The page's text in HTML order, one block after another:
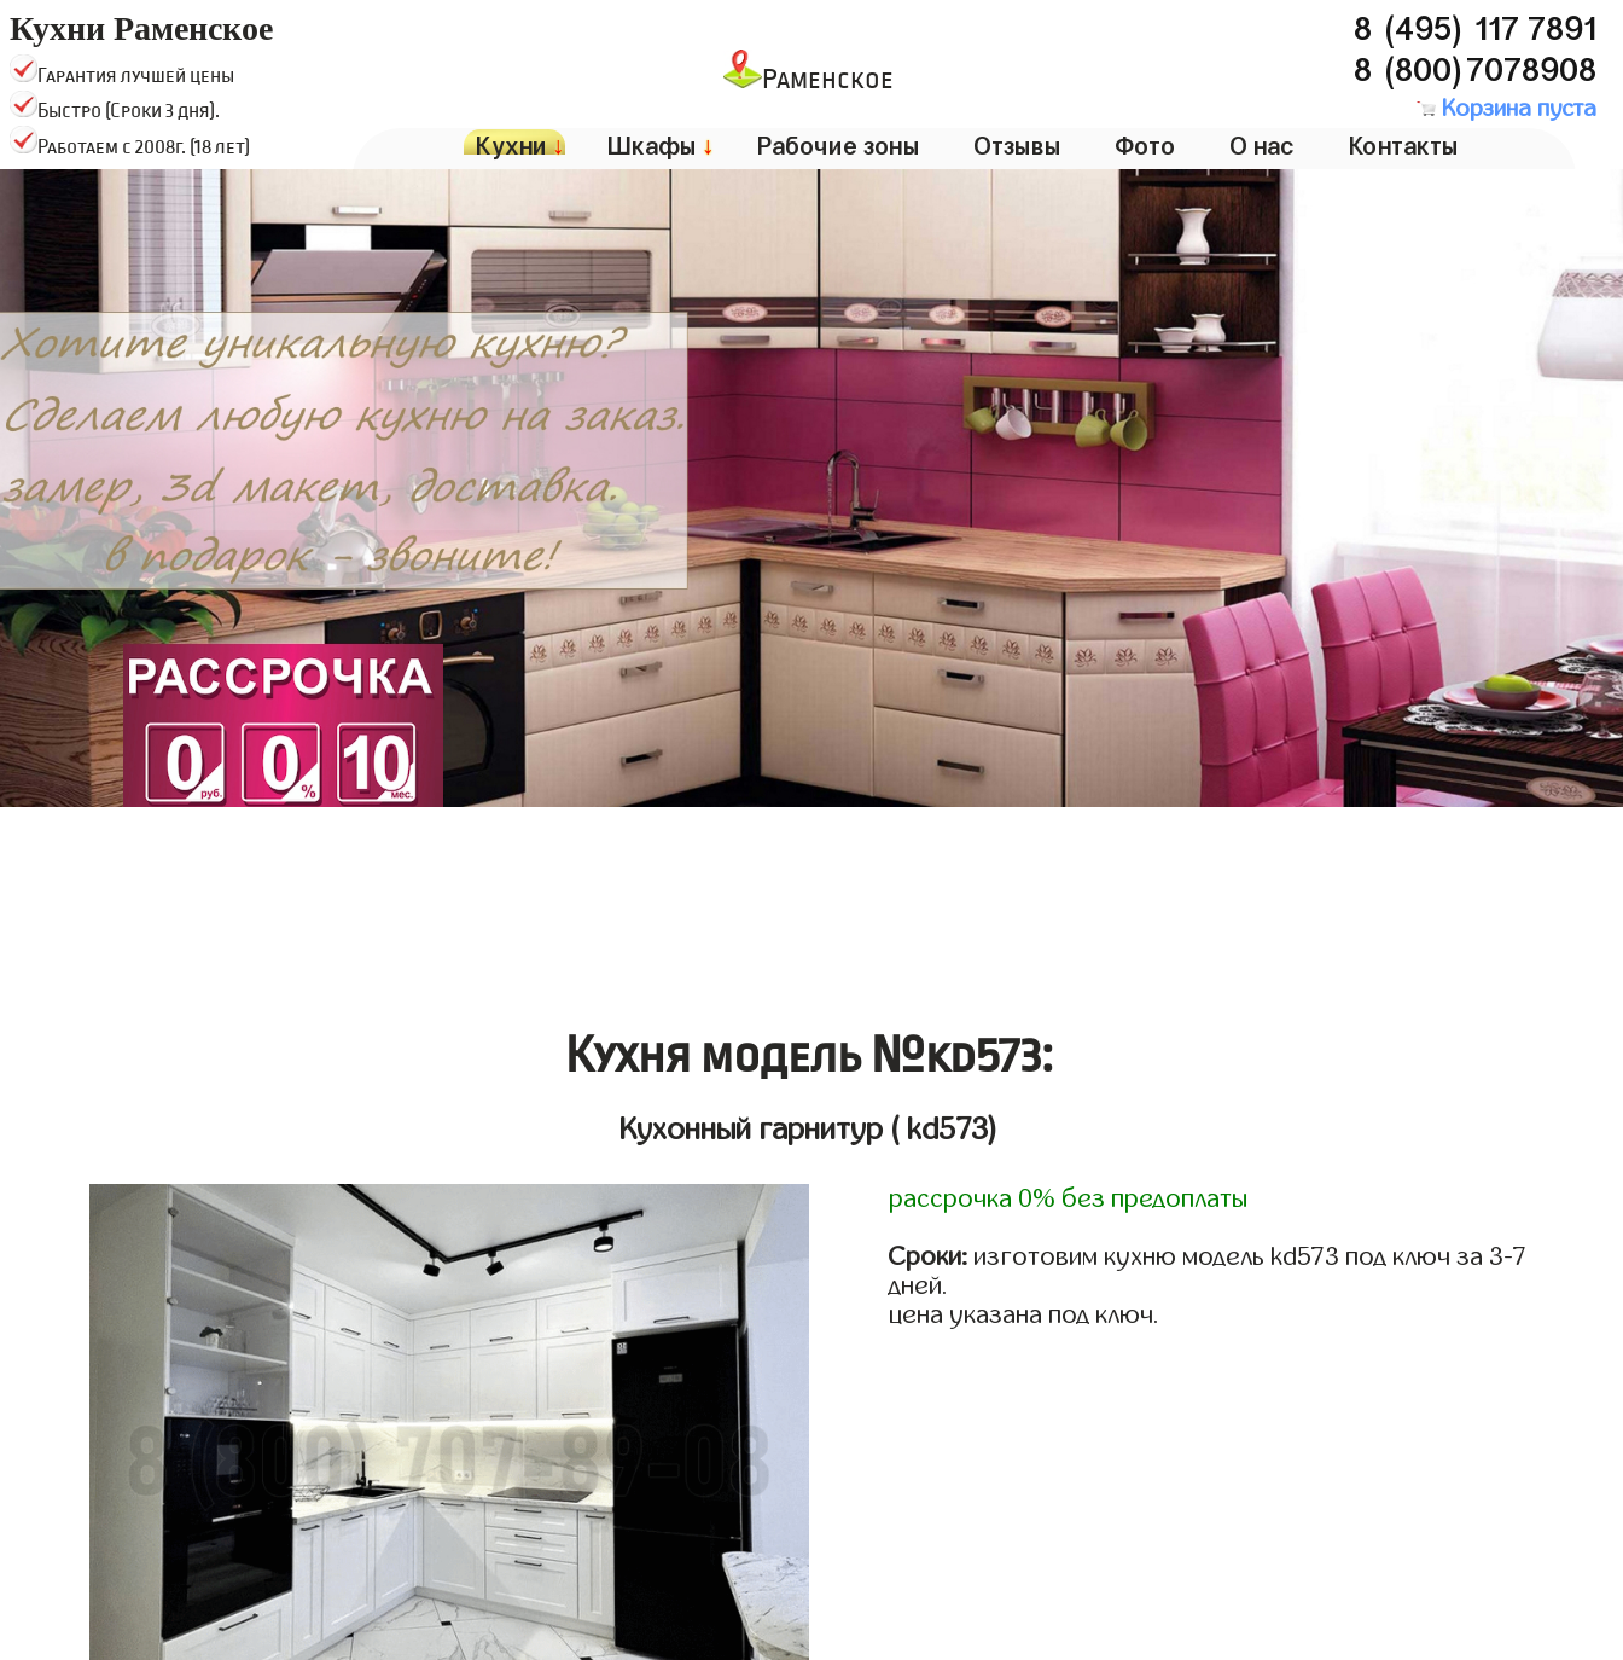
Кухни Раменское
Гарантия лучшей цены
Быстро (Сроки 3 дня).
Работаем с 2008г. (18 лет)
Раменское
8 (495) 117 7891
8 (800)7078908
Корзина пуста
Кухни↓ Шкафы ↓ Рабочие зоны Отзывы Фото О нас Контакты
Кухня модель №kd573:
Кухонный гарнитур ( kd573)
рассрочка 0% без предоплаты
Сроки: изготовим кухню модель kd573 под ключ за 3-7
дней.
цена указана под ключ.